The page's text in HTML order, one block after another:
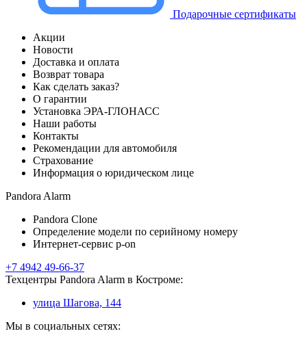
Подарочные сертификаты
Акции
Новости
Доставка и оплата
Возврат товара
Как сделать заказ?
О гарантии
Установка ЭРА-ГЛОНАСС
Наши работы
Контакты
Рекомендации для автомобиля
Страхование
Информация о юридическом лице
Pandora Alarm
Pandora Clone
Определение модели по серийному номеру
Интернет-сервис p-on
+7 4942 49-66-37
Техцентры Pandora Alarm в Костроме:
улица Шагова, 144
Мы в социальных сетях: